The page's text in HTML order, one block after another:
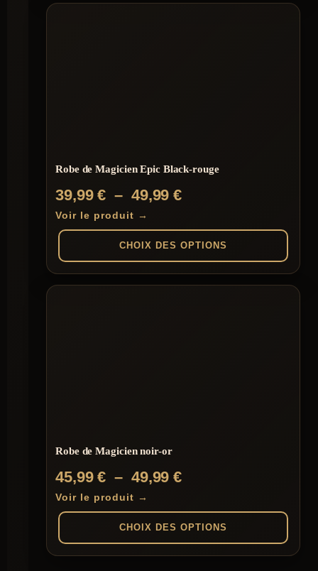
produit
du
produit
Robe de Magicien Epic Black-rouge
39,99€ – 49,99€Plage
prix :
39,99 €
à
Voir le produit →
CHOIX DES OPTIONS
produit
du
produit
Robe de Magicien noir-or
45,99€ – 49,99€Plage
prix :
45,99 €
à
Voir le produit →
CHOIX DES OPTIONS